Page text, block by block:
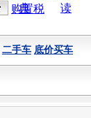
典
读
购置税
二手车 底价买车